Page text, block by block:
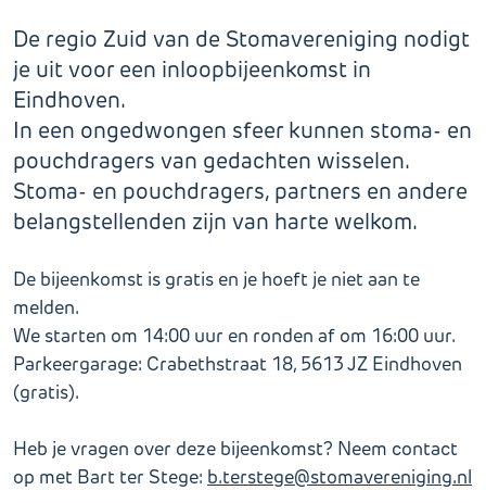
De regio Zuid van de Stomavereniging nodigt
je uit voor een inloopbijeenkomst in
Eindhoven.
In een ongedwongen sfeer kunnen stoma- en
pouchdragers van gedachten wisselen.
Stoma- en pouchdragers, partners en andere
belangstellenden zijn van harte welkom.
De bijeenkomst is gratis en je hoeft je niet aan te
melden.
We starten om 14:00 uur en ronden af om 16:00 uur.
Parkeergarage: Crabethstraat 18, 5613 JZ Eindhoven
(gratis).
Heb je vragen over deze bijeenkomst? Neem contact
op met Bart ter Stege: b.terstege@stomavereniging.nl